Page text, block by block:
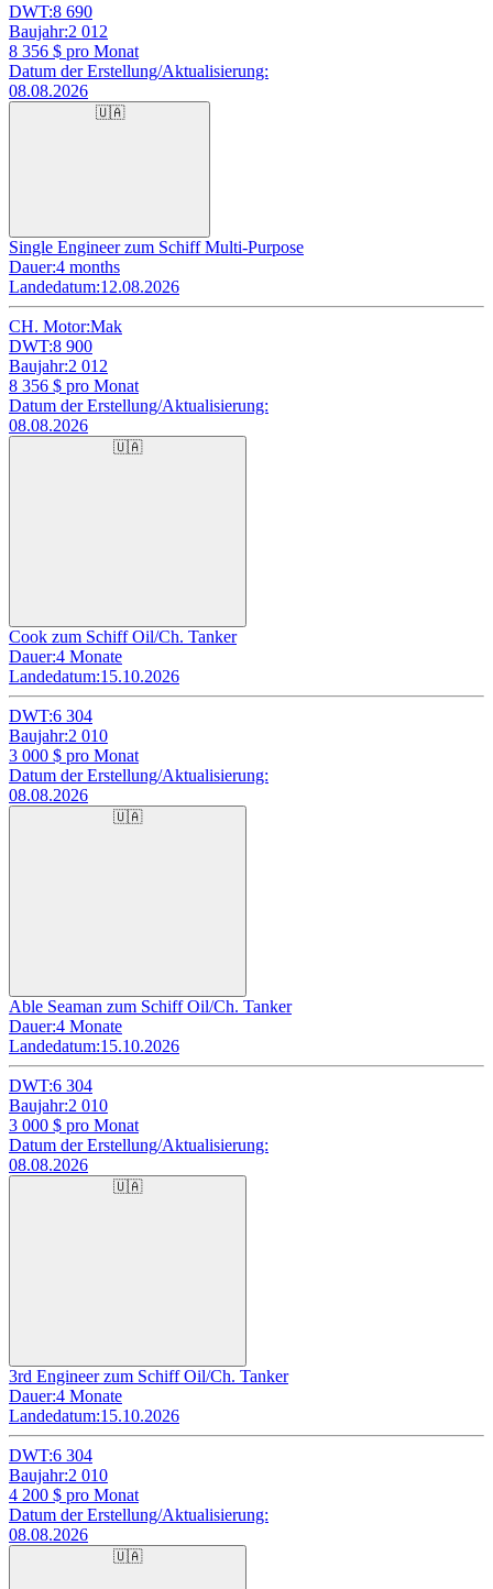
DWT:8 690
Baujahr:2 012
8 356 $ pro Monat
Datum der Erstellung/Aktualisierung:
08.08.2026
🇺🇦
Single Engineer zum Schiff Multi-Purpose
Dauer:4 months
Landedatum:12.08.2026
CH. Motor:Mak
DWT:8 900
Baujahr:2 012
8 356 $ pro Monat
Datum der Erstellung/Aktualisierung:
08.08.2026
🇺🇦
Cook zum Schiff Oil/Ch. Tanker
Dauer:4 Monate
Landedatum:15.10.2026
DWT:6 304
Baujahr:2 010
3 000 $ pro Monat
Datum der Erstellung/Aktualisierung:
08.08.2026
🇺🇦
Able Seaman zum Schiff Oil/Ch. Tanker
Dauer:4 Monate
Landedatum:15.10.2026
DWT:6 304
Baujahr:2 010
3 000 $ pro Monat
Datum der Erstellung/Aktualisierung:
08.08.2026
🇺🇦
3rd Engineer zum Schiff Oil/Ch. Tanker
Dauer:4 Monate
Landedatum:15.10.2026
DWT:6 304
Baujahr:2 010
4 200 $ pro Monat
Datum der Erstellung/Aktualisierung:
08.08.2026
🇺🇦